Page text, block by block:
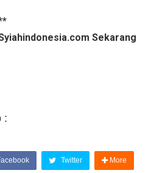
Sekarang
:
Twitter More